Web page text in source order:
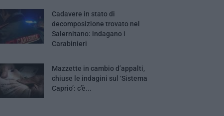
Cadavere in stato di
decomposizione trovato nel
Salernitano: indagano i
Carabinieri
Mazzette in cambio d’appalti,
chiuse le indagini sul ‘Sistema
Caprio’: c’è...